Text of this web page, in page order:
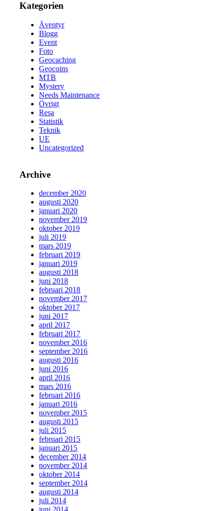
Kategorien
Äventyr
Blogg
Event
Foto
Geocaching
Geocoins
MTB
Mystery
Needs Maintenance
Övrigt
Resa
Statistik
Teknik
UE
Uncategorized
Archive
december 2020
augusti 2020
januari 2020
november 2019
oktober 2019
juli 2019
mars 2019
februari 2019
januari 2019
augusti 2018
juni 2018
februari 2018
november 2017
oktober 2017
juni 2017
april 2017
februari 2017
november 2016
september 2016
augusti 2016
juni 2016
april 2016
mars 2016
februari 2016
januari 2016
november 2015
augusti 2015
juli 2015
februari 2015
januari 2015
december 2014
november 2014
oktober 2014
september 2014
augusti 2014
juli 2014